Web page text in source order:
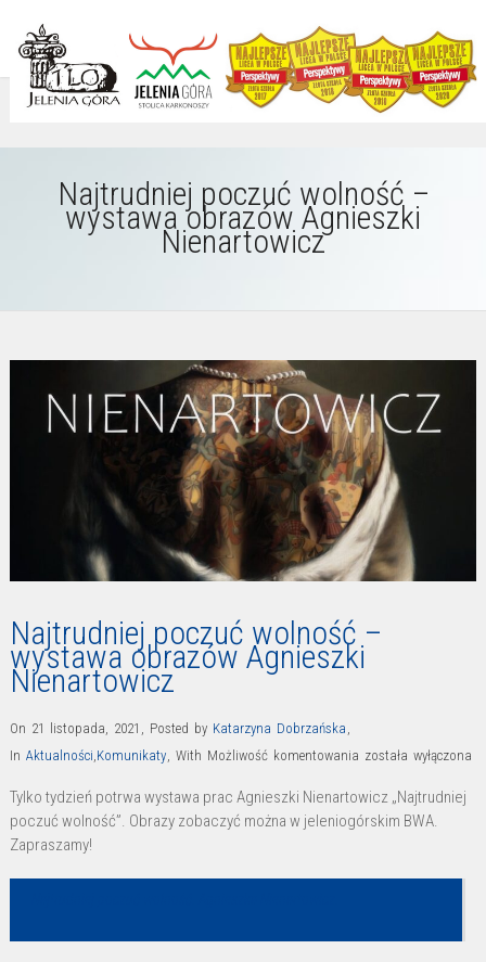
Najtrudniej poczuć wolność –
wystawa obrazów Agnieszki
Nienartowicz
Najtrudniej poczuć wolność –
wystawa obrazów Agnieszki
Nienartowicz
On 21 listopada, 2021 Posted by Katarzyna Dobrzańska
In Aktualności Komunikaty With Możliwość komentowania Najtrudniej
wolność
Nienartowicz
została wyłączona
Tylko tydzień potrwa wystawa prac Agnieszki Nienartowicz „Najtrudniej
poczuć wolność”. Obrazy zobaczyć można w jeleniogórskim BWA.
Zapraszamy!